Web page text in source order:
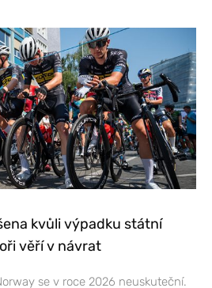
kvůli výpadku státní
věří v návrat
se v roce 2026 neuskuteční.